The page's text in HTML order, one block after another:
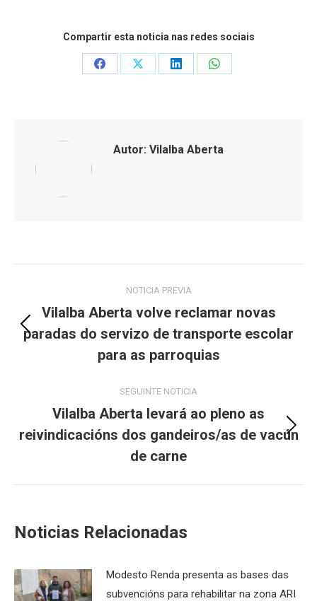
Compartir esta noticia nas redes sociais
Share
Share
Share
Share
Autor: Vilalba Aberta
navigation
NOTICIA PREVIA
Previous
post:
Vilalba Aberta volve reclamar novas
paradas do servizo de transporte escolar
para as parroquias
SEGUINTE NOTICIA
Next
post:
Vilalba Aberta levará ao pleno as
reivindicacións dos gandeiros/as de vacún
de carne
Noticias Relacionadas
Modesto Renda presenta as bases das
subvencións para rehabilitar na zona ARI